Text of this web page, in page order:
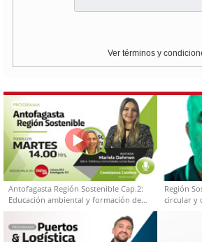
Ver términos y
Antofagasta Región Sostenible Cap.2:
Educación ambiental y formación de
capacidades técnicas
Región
circular y